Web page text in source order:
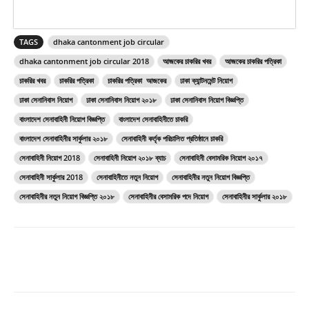
TAGS
dhaka cantonment job circular
dhaka cantonment job circular 2018
আজকের চাকরির খবর
আজকের চাকরির পত্রিকা
চাকরির খবর
চাকরির পত্রিকা চাকরির পত্রিকা আজকের
ঢাকা ক্যান্টনমেন্ট নিয়োগ
ঢাকা সেনানিবাস নিয়োগ
ঢাকা সেনানিবাস নিয়োগ ২০১৮
ঢাকা সেনানিবাস নিয়োগ বিজ্ঞপ্তি
বাংলাদেশ সেনাবাহিনী নিয়োগ বিজ্ঞপ্তি
বাংলাদেশ সেনাবাহিনীতে চাকরি
বাংলাদেশ সেনাবাহিনীর সার্কুলার ২০১৮
সেনাবাহিনী কর্তৃক পরিচালিত প্রতিষ্ঠানে চাকরি
সেনাবাহিনী নিয়োগ 2018
সেনাবাহিনী নিয়োগ ২০১৮ ব্যাচ
সেনাবাহিনী বেসামরিক নিয়োগ ২০১৭
সেনাবাহিনী সার্কুলার 2018
সেনাবাহিনীতে নতুন নিয়োগ
সেনাবাহিনীর নতুন নিয়োগ বিজ্ঞপ্তি
সেনাবাহিনীর নতুন নিয়োগ বিজ্ঞপ্তি ২০১৮
সেনাবাহিনীর বেসামরিক পদে নিয়োগ সেনাবাহিনীর সার্কুলার ২০১৮